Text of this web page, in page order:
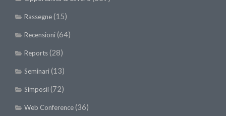
Rassegne(15)
Recensioni(64)
Reports(28)
Seminari(13)
Simposii(72)
Web Conference(36)